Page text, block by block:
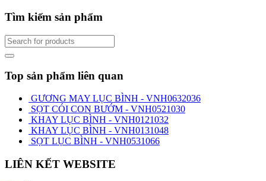
Tìm kiếm sản phẩm
Top sản phẩm liên quan
GƯƠNG MAY LỤC BÌNH - VNH0632036
SỌT CÓI CON BƯỚM - VNH0521030
KHAY LỤC BÌNH - VNH0121032
KHAY LỤC BÌNH - VNH0131048
SỌT LỤC BÌNH - VNH0531066
LIÊN KẾT WEBSITE